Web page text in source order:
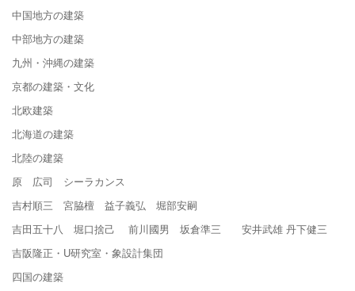
中国地方の建築
中部地方の建築
九州・沖縄の建築
京都の建築・文化
北欧建築
北海道の建築
北陸の建築
原 広司 シーラカンス
吉村順三 宮脇檀 益子義弘 堀部安嗣
吉田五十八 堀口捨己 前川國男 坂倉準三 安井武雄 丹下健三
吉阪隆正・U研究室・象設計集団
四国の建築